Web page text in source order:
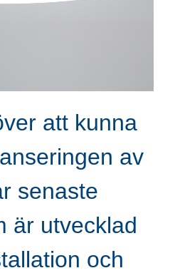
att kunna
av
senaste
är utvecklad
och